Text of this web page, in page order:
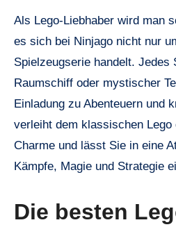
Als Lego-Liebhaber wird man
es sich bei Ninjago nicht nur
Spielzeugserie handelt. Jedes
Raumschiff oder mystischer
Einladung zu Abenteuern und
verleiht dem klassischen Lego
Charme und lässt Sie in eine
Kämpfe, Magie und Strategie
Die besten